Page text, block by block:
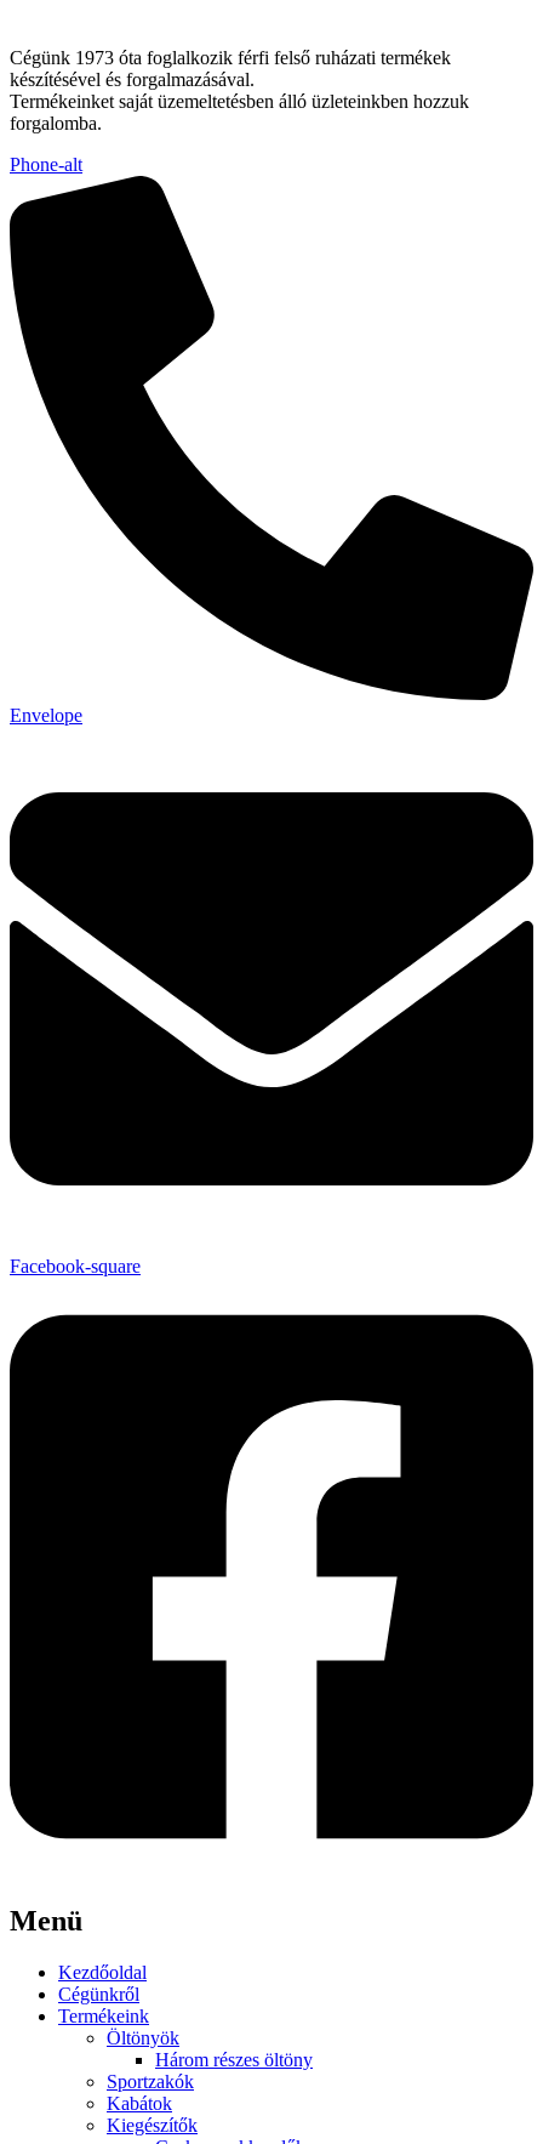
Cégünk 1973 óta foglalkozik férfi felső ruházati termékek
készítésével és forgalmazásával.
Termékeinket saját üzemeltetésben álló üzleteinkben hozzuk
forgalomba.
Phone-alt
Envelope
Facebook-square
Menü
Kezdőoldal
Cégünkről
Termékeink
Öltönyök
Három részes öltöny
Sportzakók
Kabátok
Kiegészítők